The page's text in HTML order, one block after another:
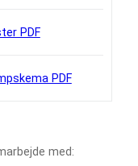
PDF
PDF
med: